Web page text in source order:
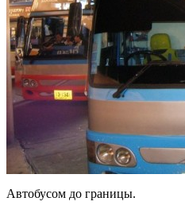
Автобусом до границы.